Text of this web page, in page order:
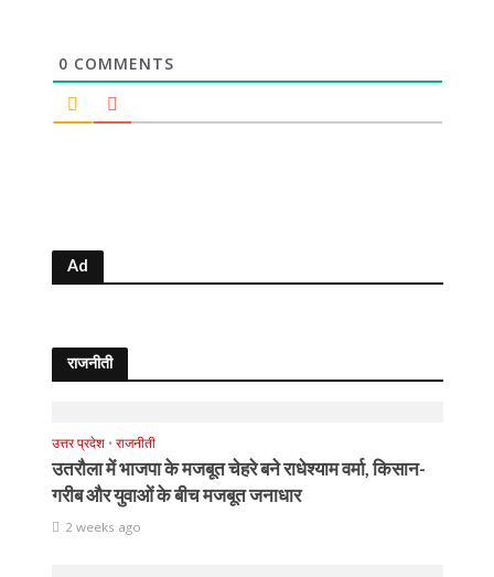
0 COMMENTS
Ad
राजनीती
उत्तर प्रदेश • राजनीती
उतरौला में भाजपा के मजबूत चेहरे बने राधेश्याम वर्मा, किसान-
गरीब और युवाओं के बीच मजबूत जनाधार
2 weeks ago